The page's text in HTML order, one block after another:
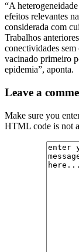
“A
efeitos relevantes
considerada com
Trabalhos
conectividades sem
vacinado primeiro
epidemia”, aponta.
Leave a
Make sure you
HTML code is not